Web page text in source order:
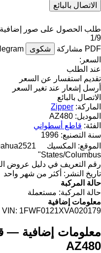
الاتصال بالبائع
طلب الحصول على صور إضافية
1/9
PDF مشاركة شكوى
السعر:
عند الطلب
تقديم استفسار عن السعر
أرسل إشعار عند تغير السعر
الاتصال بالبائع
الماركة: Zipper
الموديل: AZ480
الفئة: قاطع أسطواني
سنة التصنيع: 1996
الموقع: المكسيك
States/Columbus"
رقم التعريف في دليل عروض
تاريخ النشر: أكثر من شهر واحد
حالة المركبة
حالة المركبة: مستعملة
معلومات إضافية
VIN: 1FWF0121XVA020179
AZ480